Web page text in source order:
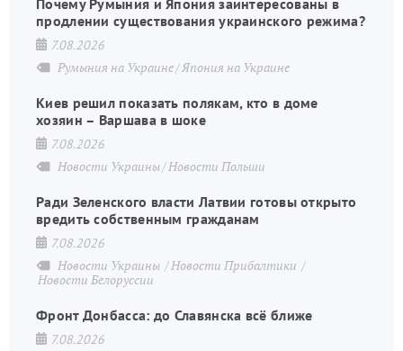
продлении существования украинского режима?
7.08.2026
Румыния на Украине Япония на Украине
Киев решил показать полякам, кто в доме
хозяин – Варшава в шоке
7.08.2026
Новости Украины Новости Польши
Ради Зеленского власти Латвии готовы открыто
вредить собственным гражданам
7.08.2026
Новости Украины
Новости Прибалтики
Новости Белоруссии
Фронт Донбасса: до Славянска всё ближе
7.08.2026